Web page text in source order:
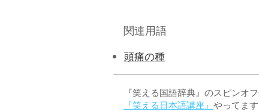
関連用語
頭痛の種
『笑える国語辞典』のスピンオ
『笑える日本語講座』 やってます